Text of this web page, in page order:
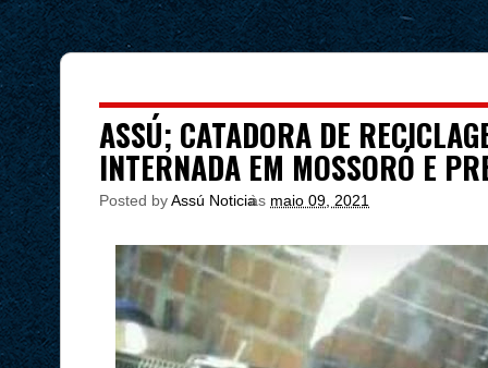
ASSÚ; CATADORA DE
INTERNADA EM MOSSORÓ E
Posted byAssú Noticia
às maio 09, 2021